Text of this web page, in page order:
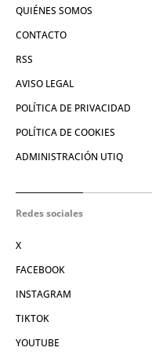
QUIÉNES SOMOS
CONTACTO
RSS
AVISO LEGAL
POLÍTICA DE PRIVACIDAD
POLÍTICA DE COOKIES
ADMINISTRACIÓN UTIQ
Redes sociales
X
FACEBOOK
INSTAGRAM
TIKTOK
YOUTUBE